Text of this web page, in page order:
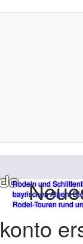
Rodeln und
bayrischen Alpen.
Rodel-Touren rund